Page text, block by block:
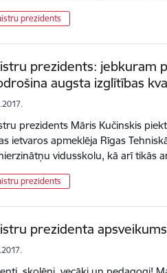
prezidents
prezidents: jebkuram
augsta izglītības
prezidents Māris Kučinskis
ietvaros apmeklēja Rīgas
vidusskolu, kā arī tikās
prezidents
prezidenta